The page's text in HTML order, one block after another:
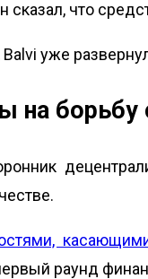
сказал, что
уже
на борьбу
раунд